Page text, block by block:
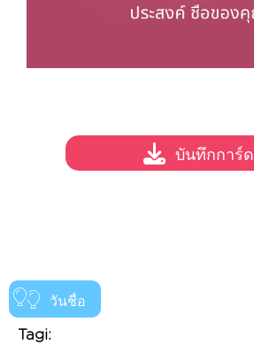
วันชื่อ
Tagi:
บันทึกการ์ด